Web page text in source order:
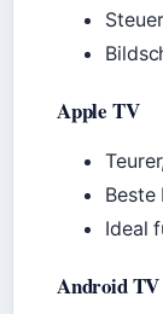
Apple TV
Beste
Ideal
Android TV